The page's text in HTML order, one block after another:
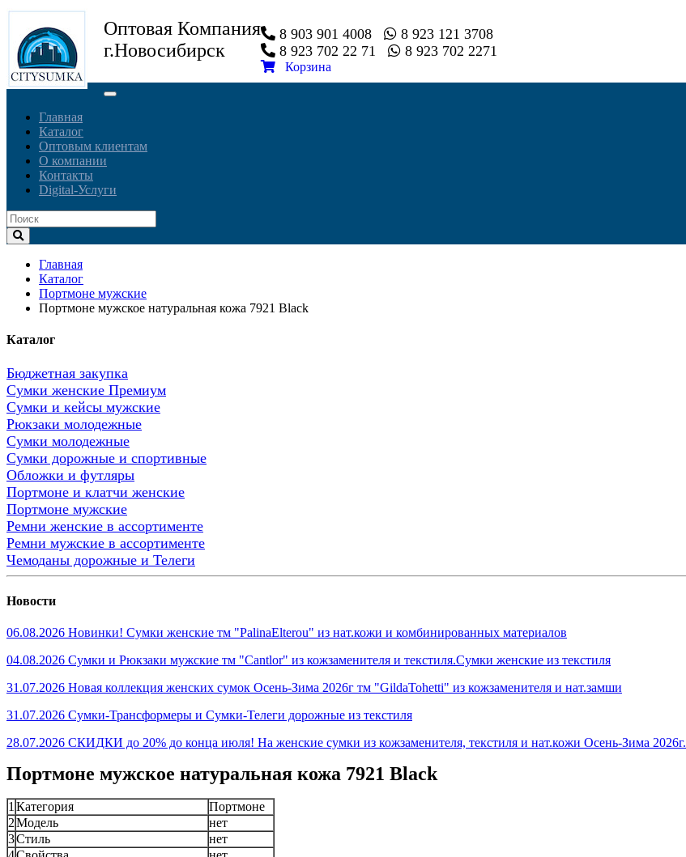
Оптовая Компания
г.Новосибирск
8 903 901 4008
8 923 121 3708
8 923 702 22 71
8 923 702 2271
Корзина
Toggle
Главная
Каталог
Оптовым клиентам
О компании
Контакты
Digital-Услуги
Главная
Каталог
Портмоне мужские
Портмоне мужское натуральная кожа 7921 Black
Каталог
Бюджетная закупка
Сумки женские Премиум
Сумки и кейсы мужские
Рюкзаки молодежные
Сумки молодежные
Сумки дорожные и спортивные
Обложки и футляры
Портмоне и клатчи женские
Портмоне мужские
Ремни женские в ассортименте
Ремни мужские в ассортименте
Чемоданы дорожные и Телеги
Новости
06.08.2026 Новинки! Сумки женские тм "PalinaElterou" из нат.кожи и комбинированных материалов
04.08.2026 Сумки и Рюкзаки мужские тм "Cantlor" из кожзаменителя и текстиля.Сумки женские из текстиля
31.07.2026 Новая коллекция женских сумок Осень-Зима 2026г тм "GildaTohetti" из кожзаменителя и нат.замши
31.07.2026 Сумки-Трансформеры и Сумки-Телеги дорожные из текстиля
28.07.2026 СКИДКИ до 20% до конца июля! На женские сумки из кожзаменителя, текстиля и нат.кожи Осень-Зима 2026г.
Портмоне мужское натуральная кожа 7921 Black
1 Категория
Портмоне
2Модель
нет
3Стиль
нет